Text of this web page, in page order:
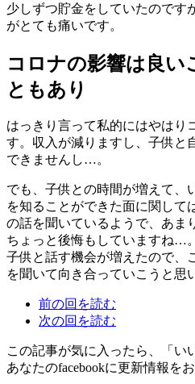
少しずつ貯金をしていたのです
がとても痛いです。
コロナの影響は良い
ともあり
はっきり言って私的にはやはり
す。収入が減りますし、子供と
できませんし…。
でも、子供との時間が増えて、
を知ることができた面に関して
の話を聞いているようで、あま
ちょっと後悔もしていますね…
子供と話す機会が増えたので、
を聞いて向き合っていこうと思
前の回を読む
次の回を読む
この記事が気に入ったら、「い
あなたのfacebookに更新情報を